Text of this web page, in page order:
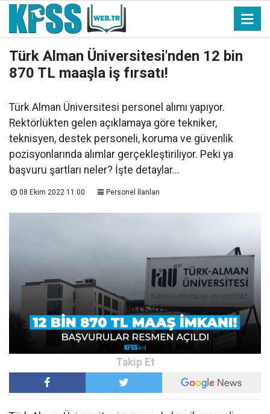
Türk Alman Üniversitesi'nden 12 bin
870 TL maaşla iş fırsatı!
Türk Alman Üniversitesi personel alımı yapıyor.
Rektörlükten gelen açıklamaya göre tekniker,
teknisyen, destek personeli, koruma ve güvenlik
pozisyonlarında alımlar gerçekleştiriliyor. Peki ya
başvuru şartları neler? İşte detaylar...
08 Ekim 2022 11:00 Personel İlanları